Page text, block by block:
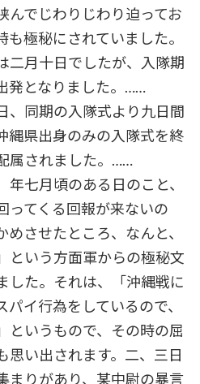
んでじわりじわり迫ってお
極秘にされていました。
二月十日でしたが、入隊期
発となりました。……
同期の入隊式より九日間
縄県出身のみの入隊式を終
属されました。……
七月頃のある日のこと、
ってくる回報が来ないの
させたところ、なんと、
という方面軍からの極秘文
した。それは、「沖縄戦に
イ行為をしているので、
というもので、その時の屈
思い出されます。二、三日
まりがあり、某中尉の暴言